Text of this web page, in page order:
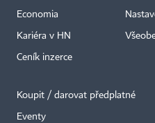
Economia
Kariéra v HN
Ceník inzerce
Koupit / darovat předplatné
Eventy